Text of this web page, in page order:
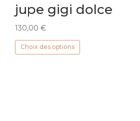
jupe gigi dolce
130,00€
Choix des options
Ce